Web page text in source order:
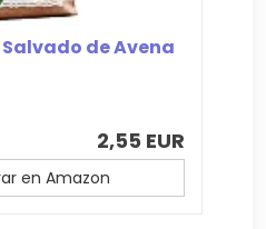
de Avena
2,55 EUR
en Amazon